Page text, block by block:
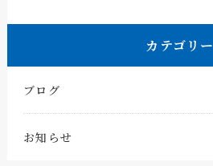
カテゴリー
ブログ
お知らせ